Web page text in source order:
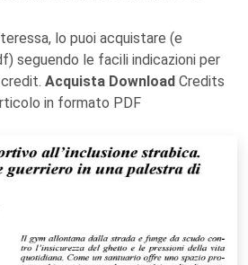
lo puoi acquistare (e
seguendo le facili indicazioni per
Acquista Download Credits
in formato PDF